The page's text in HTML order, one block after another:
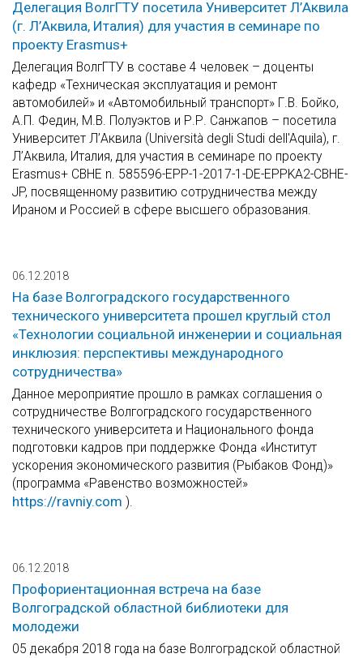
Делегация ВолгГТУ посетила Университет Л’Аквила
(г. Л’Аквила, Италия) для участия в семинаре по
проекту Erasmus+
Делегация ВолгГТУ в составе 4 человек – доценты
кафедр «Техническая эксплуатация и ремонт
автомобилей» и «Автомобильный транспорт» Г.В. Бойко,
А.П. Федин, М.В. Полуэктов и Р.Р. Санжапов – посетила
Университет Л’Аквила (Università degli Studi dell'Aquila), г.
Л’Аквила, Италия, для участия в семинаре по проекту
Erasmus+ СВНЕ n. 585596-ЕРР-1-2017-1-DE-EPPKA2-CBHE-
JP, посвященному развитию сотрудничества между
Ираном и Россией в сфере высшего образования.
06.12.2018
На базе Волгоградского государственного
технического университета прошел круглый стол
«Технологии социальной инженерии и социальная
инклюзия: перспективы международного
сотрудничества»
Данное мероприятие прошло в рамках соглашения о
сотрудничестве Волгоградского государственного
технического университета и Национального фонда
подготовки кадров при поддержке Фонда «Институт
ускорения экономического развития (Рыбаков Фонд)»
(программа «Равенство возможностей»
https://ravniy.com ).
06.12.2018
Профориентационная встреча на базе
Волгоградской областной библиотеки для
молодежи
05 декабря 2018 года на базе Волгоградской областной